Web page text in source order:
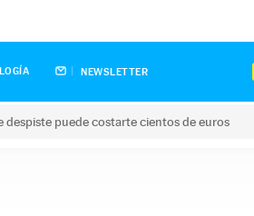
NEWSLETTER
despiste puede costarte cientos de euros